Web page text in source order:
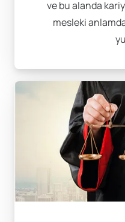
ve bu alanda
mesleki